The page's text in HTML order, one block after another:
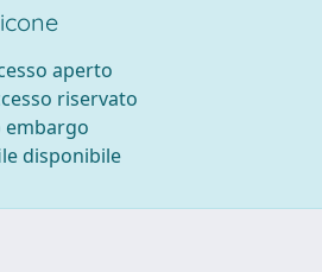
aperto
riservato
disponibile